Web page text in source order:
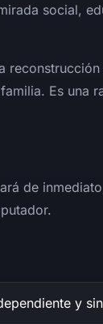
social,
reconstrucción
Es una
de
y